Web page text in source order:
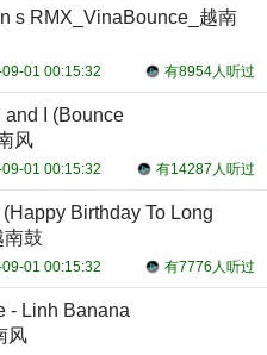
s RMX_VinaBounce_越南
有8954人听过
01 00:15:32
and I (Bounce
风
有14287人听过
01 00:15:32
Birthday To Long
南鼓
有7776人听过
01 00:15:32
- Linh Banana
风